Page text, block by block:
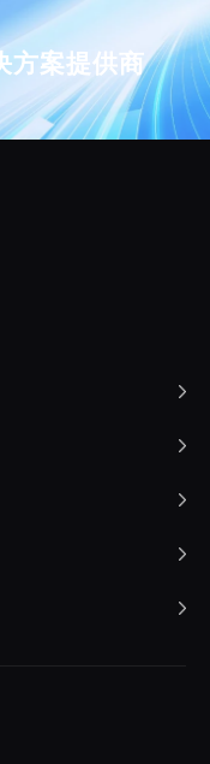
方案提供商